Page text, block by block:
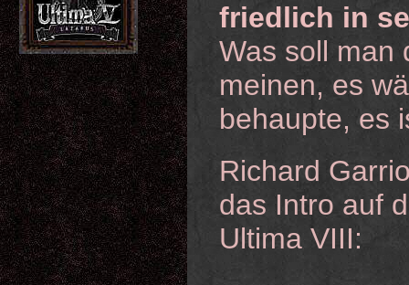
friedlich in
Was soll man
meinen, es
behaupte, es
Richard
das Intro auf
Ultima VIII: